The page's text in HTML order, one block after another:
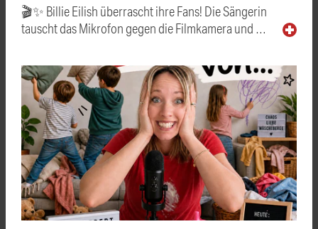
🎬✨ Billie Eilish überrascht ihre Fans! Die Sängerin
tauscht das Mikrofon gegen die Filmkamera und …